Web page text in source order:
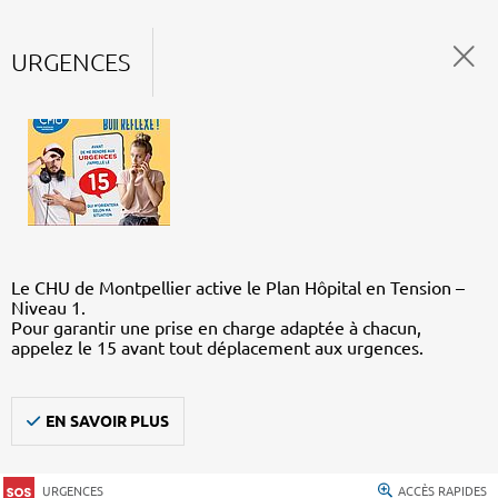
URGENCES
Le CHU de Montpellier active le Plan Hôpital en Tension –
Niveau 1.
Pour garantir une prise en charge adaptée à chacun,
appelez le 15 avant tout déplacement aux urgences.
EN SAVOIR PLUS
URGENCES ACCÈS RAPIDES